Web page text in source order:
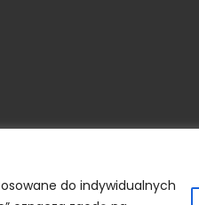
do indywidualnych